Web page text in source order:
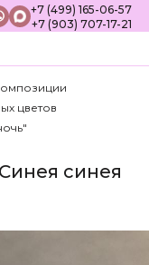
+7 (499) 165-06-57
+7 (903) 707-17-21
цветов
синея